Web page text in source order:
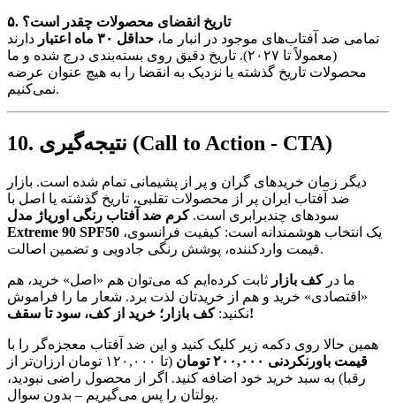
۵. تاریخ انقضای محصولات چقدر است؟
تمامی ضد آفتاب‌های موجود در انبار ما، حداقل ۳۰ ماه اعتبار
دارند
(معمولاً تا ۲۰۲۷). تاریخ دقیق روی بسته‌بندی درج شده و ما
محصولات تاریخ گذشته یا نزدیک به انقضا را به هیچ عنوان عرضه
نمی‌کنیم.
10. نتیجه‌گیری (Call to Action - CTA)
دیگر زمان خرید‌های گران و پر از پشیمانی تمام شده است. بازار
ضد آفتاب ایران پر از محصولات تقلبی، تاریخ گذشته یا اصل با
سودهای چندبرابری است.کرم ضد آفتاب رنگی اوریاژ مدل
Extreme 90 SPF50
قیمت واردکننده، پوشش رنگی جادویی و تضمین اصالت.
ما درکف بازار ثابت کرده‌ایم که می‌توان هم «اصل» خرید، هم
«اقتصادی» خرید و هم از خریدتان لذت برد. شعار ما را فراموش
نکنید:کف بازار؛ خرید از کف، سود تا سقف!
همین حالا روی دکمه زیر کلیک کنید و این ضد آفتاب معجزه‌گر را با
قیمت باورنکردنی ۲۰۰,۰۰۰ تومان
(تا ۱۲۰,۰۰۰ تومان ارزان‌تر از
رقبا) به سبد خرید خود اضافه کنید. اگر از محصول راضی نبودید،
پولتان را پس می‌گیریم – بدون سوال.